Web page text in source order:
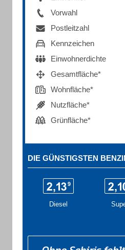
Vorwahl
Postleitzahl
Kennzeichen
Einwohnerdichte
Gesamtfläche*
Wohnfläche*
Nutzfläche*
Grünfläche*
DIE GÜNSTIGSTEN
Diesel